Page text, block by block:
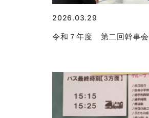
2026.03.29
令和７年度 第二回幹事